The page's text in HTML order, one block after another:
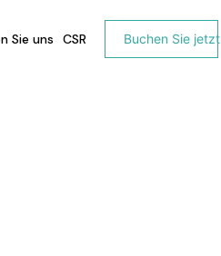
Sie uns CSR Buchen Sie jetzt